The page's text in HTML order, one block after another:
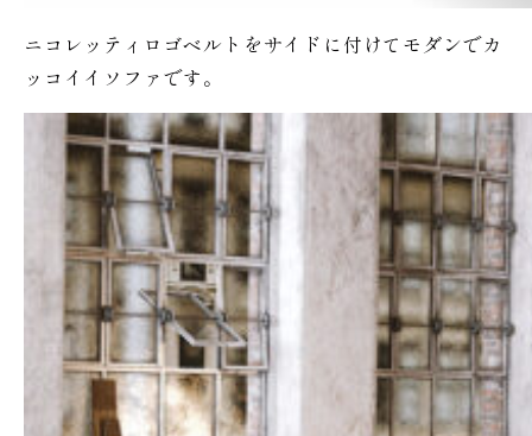
ニコレッティロゴベルトをサイドに付けてモダンでカ
ッコイイソファです。